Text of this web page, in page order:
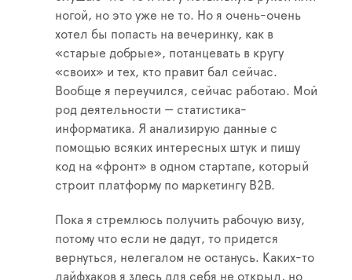
ногой, но это уже не то. Но я очень-очень
хотел бы попасть на вечеринку, как в
«старые добрые», потанцевать в кругу
«своих» и тех, кто правит бал сейчас.
Вообще я переучился, сейчас работаю. Мой
род деятельности — статистика-
информатика. Я анализирую данные с
помощью всяких интересных штук и пишу
код на «фронт» в одном стартапе, который
строит платформу по маркетингу В2В.
Пока я стремлюсь получить рабочую визу,
потому что если не дадут, то придется
вернуться, нелегалом не останусь. Каких-то
лайфхаков я здесь для себя не открыл, но